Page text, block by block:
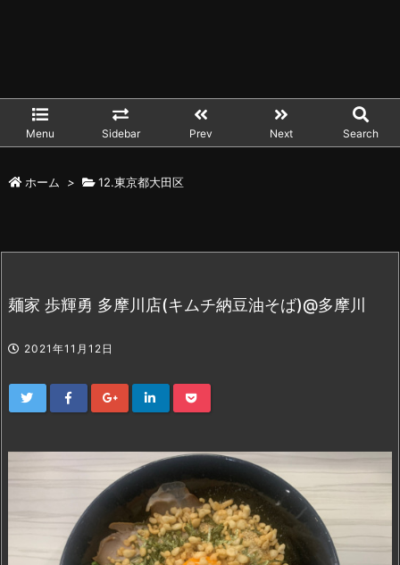
Menu Sidebar Prev Next Search
ホーム > 12.東京都大田区
麺家 歩輝勇 多摩川店(キムチ納豆油そば)@多摩川
2021年11月12日